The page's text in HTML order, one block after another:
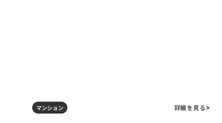
マンション 詳細を見る